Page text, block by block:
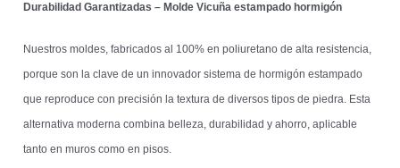
Durabilidad Garantizadas – Molde Vicuña estampado hormigón
Nuestros moldes, fabricados al 100% en poliuretano de alta resistencia,
porque son la clave de un innovador sistema de hormigón estampado
que reproduce con precisión la textura de diversos tipos de piedra. Esta
alternativa moderna combina belleza, durabilidad y ahorro, aplicable
tanto en muros como en pisos.